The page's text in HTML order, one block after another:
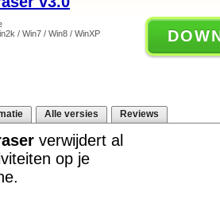
/ Win7 / Win8 / WinXP
Alle versies Reviews
verwijdert al
op je